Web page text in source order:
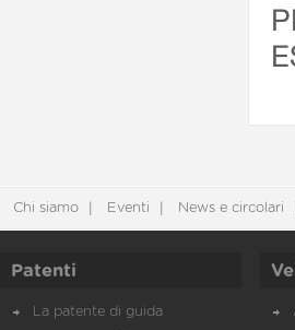
Chi siamo Eventi News e circolari
Patenti
La patente di guida